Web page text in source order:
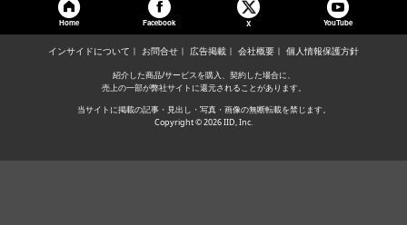
Home Facebook X YouTube
インサイドについて お問合せ 広告掲載 会社概要 個人情報保護方針
紹介した商品/サービスを購入、契約した場合に、
売上の一部が弊社サイトに還元されることがあります。
当サイトに掲載の記事・見出し・写真・画像の無断転載を禁じます。
Copyright © 2026 IID, Inc.